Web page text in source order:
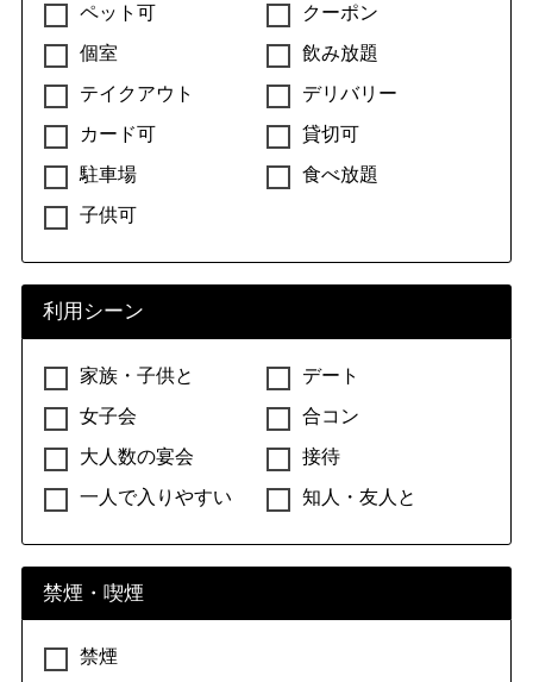
ペット可
クーポン
個室
飲み放題
テイクアウト
デリバリー
カード可
貸切可
駐車場
食べ放題
子供可
利用シーン
家族・子供と
デート
女子会
合コン
大人数の宴会
接待
一人で入りやすい
知人・友人と
禁煙・喫煙
禁煙